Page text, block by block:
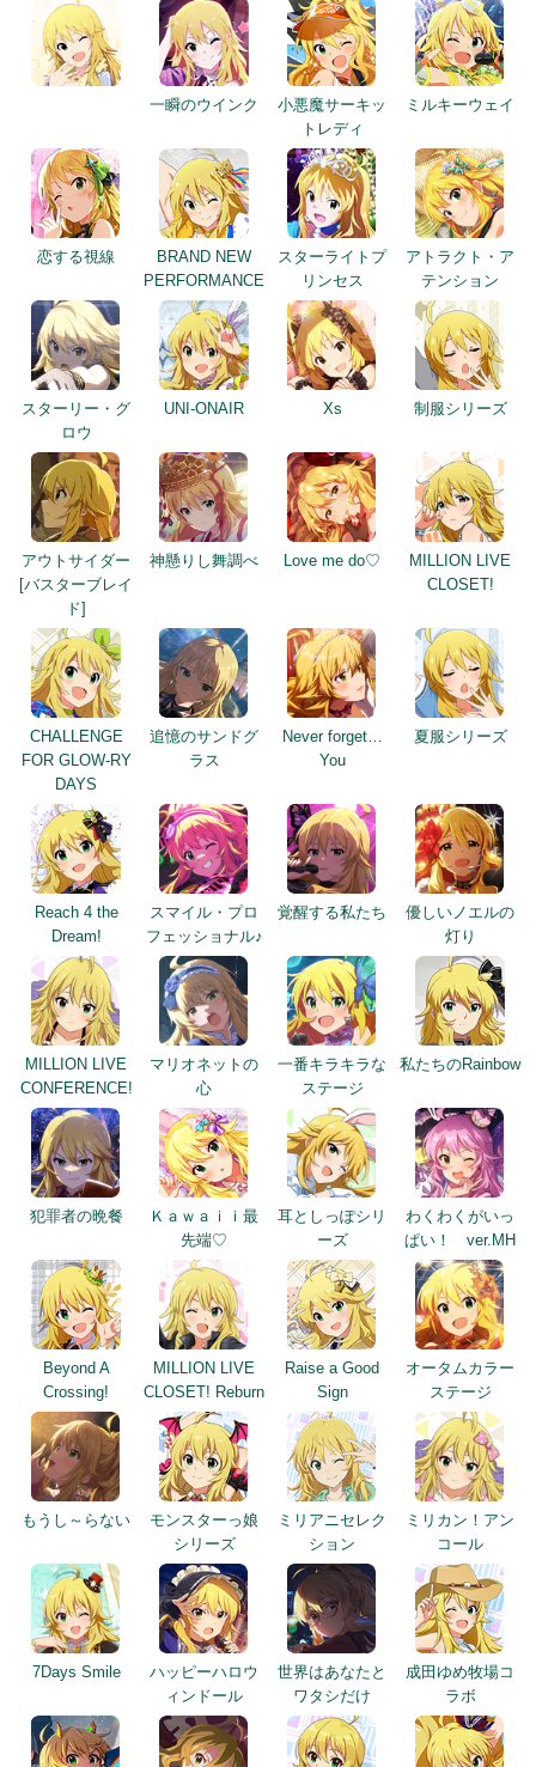
一瞬のウインク
小悪魔サーキッ
トレディ
ミルキーウェイ
恋する視線
BRAND NEW
PERFORMANCE
スターライトプ
リンセス
アトラクト・ア
テンション
スターリー・グ
ロウ
UNI-ONAIR Xs 制服シリーズ
アウトサイダー
[バスターブレイ
ド]
神懸りし舞調べ Love me do♡
MILLION LIVE
CLOSET!
CHALLENGE
FOR GLOW-RY
DAYS
追憶のサンドグ
ラス
Never forget…
You
夏服シリーズ
Reach 4 the
Dream!
スマイル・プロ
フェッショナル♪
覚醒する私たち
優しいノエルの
灯り
MILLION LIVE
CONFERENCE!
マリオネットの
心
一番キラキラな
ステージ
私たちのRainbow
犯罪者の晩餐
Ｋａｗａｉｉ最
先端♡
耳としっぽシリ
ーズ
わくわくがいっ
ぱい！ ver.MH
Beyond A
Crossing!
MILLION LIVE
CLOSET! Reburn
Raise a Good
Sign
オータムカラー
ステージ
もうし～らない
モンスターっ娘
シリーズ
ミリアニセレク
ション
ミリカン！アン
コール
7Days Smile
ハッピーハロウ
ィンドール
世界はあなたと
ワタシだけ
成田ゆめ牧場コ
ラボ